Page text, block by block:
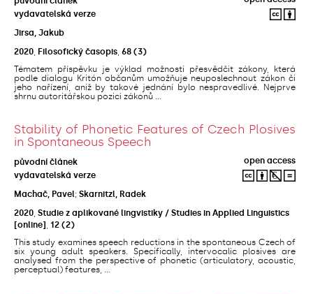
vydavatelská verze
Jirsa, Jakub
2020 Filosofický časopis 68 (3)
Tématem příspěvku je výklad možnosti přesvědčit zákony, která
podle dialogu Kritón občanům umožňuje neuposlechnout zákon či
jeho nařízení, aniž by takové jednání bylo nespravedlivé. Nejprve
shrnu autoritářskou pozici zákonů ...
Stability of Phonetic Features of Czech Plosives
in Spontaneous Speech
původní článek
open access
vydavatelská verze
Machač, Pavel; Skarnitzl, Radek
2020 Studie z aplikované lingvistiky / Studies in Applied Linguistics
[online] 12 (2)
This study examines speech reductions in the spontaneous Czech of
six young adult speakers. Specifically, intervocalic plosives are
analysed from the perspective of phonetic (articulatory, acoustic,
perceptual) features, ...